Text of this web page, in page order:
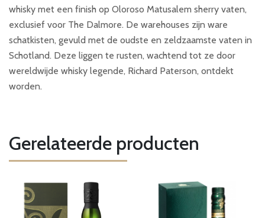
whisky met een finish op Oloroso Matusalem sherry vaten,
exclusief voor The Dalmore. De warehouses zijn ware
schatkisten, gevuld met de oudste en zeldzaamste vaten in
Schotland. Deze liggen te rusten, wachtend tot ze door
wereldwijde whisky legende, Richard Paterson, ontdekt
worden.
Gerelateerde producten